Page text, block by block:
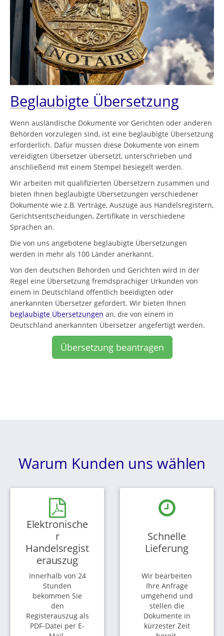
Beglaubigte Übersetzung
Wenn ausländische Dokumente vor Gerichten oder anderen
Behörden vorzulegen sind, ist eine beglaubigte Übersetzung
erforderlich. Dafür müssen diese Dokumente von einem
vereidigten Übersetzer übersetzt, unterschrieben und
anschließend mit einem Stempel besiegelt werden.
Wir arbeiten mit qualifizierten Übersetzern zusammen und
bieten Ihnen beglaubigte Übersetzungen verschiedener
Dokumente wie z.B. Verträge, Auszüge aus Handelsregistern,
Gerichtsentscheidungen, Zertifikate in verschiedene
Sprachen an.
Die von uns angebotene beglaubigte Übersetzungen
werden in mehr als 100 Länder anerkannt.
Von den deutschen Behörden und Gerichten wird in der
Regel eine Übersetzung fremdsprachiger Urkunden von
einem in Deutschland öffentlich beeidigten oder
anerkannten Übersetzer gefordert. Wir bieten Ihnen
beglaubigte Übersetzungen an, die von einem in
Deutschland anerkannten Übersetzer angefertigt werden.
Übersetzung beantragen
Warum Kunden uns wählen
Elektronische
r
Handelsregist
erauszug
Innerhalb von 24
Stunden
bekommen Sie
den
Registerauszug als
PDF-Datei per E-
Schnelle
Lieferung
Wir bearbeiten
Ihre Anfrage
umgehend und
stellen die
Dokumente in
kürzester Zeit